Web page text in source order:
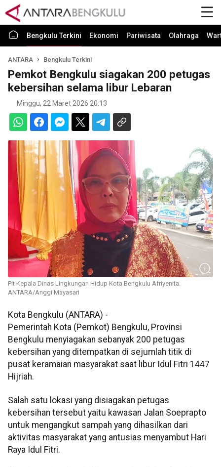
Bengkulu Terkini Ekonomi Pariwisata Olahraga
ANTARA Bengkulu Terkini
Pemkot Bengkulu siagakan 200 petugas
kebersihan selama libur Lebaran
Minggu, 22 Maret 2026 20:13
Plt Kepala Dinas Lingkungan Hidup Kota Bengkulu Afriyenita.
ANTARA/Anggi Mayasari
Kota Bengkulu (ANTARA) -
Pemerintah Kota (Pemkot) Bengkulu, Provinsi
Bengkulu menyiagakan sebanyak 200 petugas
kebersihan yang ditempatkan di sejumlah titik di
pusat keramaian masyarakat saat libur Idul Fitri 1447
Hijriah.
Salah satu lokasi yang disiagakan petugas
kebersihan tersebut yaitu kawasan Jalan Soeprapto
untuk mengangkut sampah yang dihasilkan dari
aktivitas masyarakat yang antusias menyambut Hari
Raya Idul Fitri.